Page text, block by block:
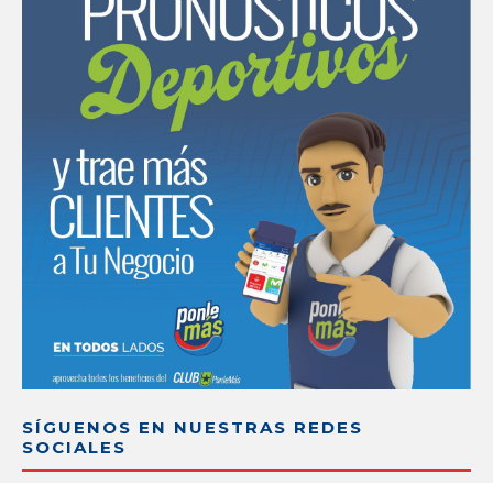
SÍGUENOS EN NUESTRAS REDES
SOCIALES